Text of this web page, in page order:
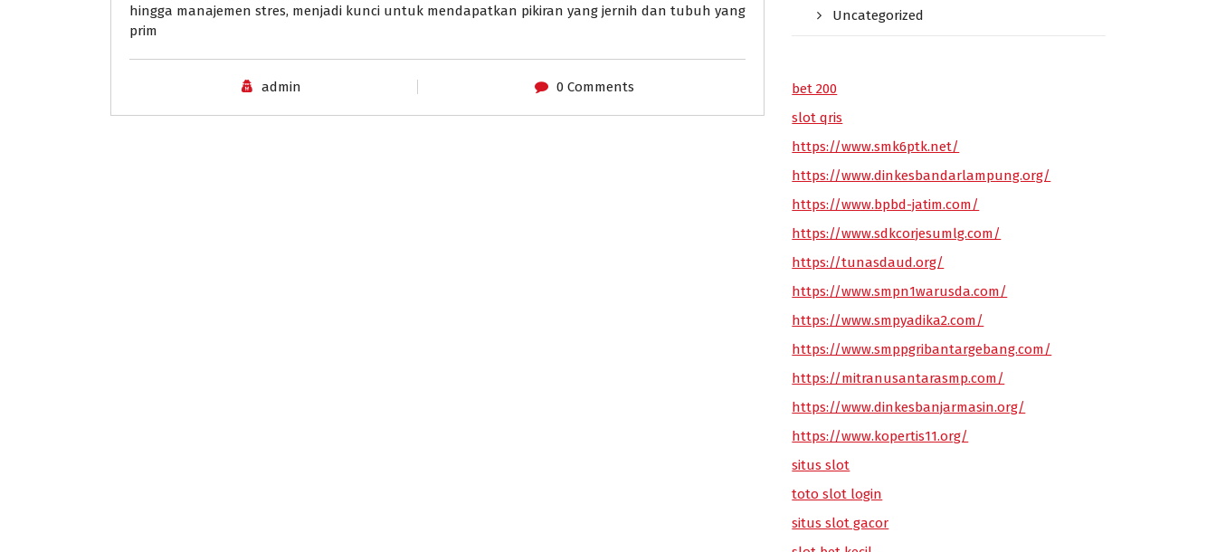
hingga manajemen stres, menjadi kunci untuk mendapatkan pikiran yang jernih dan tubuh yang
prim
admin 0 Comments
Uncategorized
bet 200
slot qris
https://www.smk6ptk.net/
https://www.dinkesbandarlampung.org/
https://www.bpbd-jatim.com/
https://www.sdkcorjesumlg.com/
https://tunasdaud.org/
https://www.smpn1warusda.com/
https://www.smpyadika2.com/
https://www.smppgribantargebang.com/
https://mitranusantarasmp.com/
https://www.dinkesbanjarmasin.org/
https://www.kopertis11.org/
situs slot
toto slot login
situs slot gacor